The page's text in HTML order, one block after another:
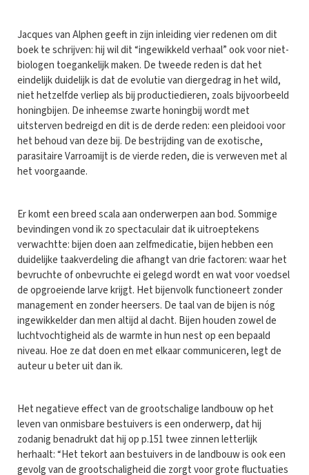
Jacques van Alphen geeft in zijn inleiding vier redenen om dit
boek te schrijven: hij wil dit “ingewikkeld verhaal” ook voor niet-
biologen toegankelijk maken. De tweede reden is dat het
eindelijk duidelijk is dat de evolutie van diergedrag in het wild,
niet hetzelfde verliep als bij productiedieren, zoals bijvoorbeeld
honingbijen. De inheemse zwarte honingbij wordt met
uitsterven bedreigd en dit is de derde reden: een pleidooi voor
het behoud van deze bij. De bestrijding van de exotische,
parasitaire Varroamijt is de vierde reden, die is verweven met al
het voorgaande.
Er komt een breed scala aan onderwerpen aan bod. Sommige
bevindingen vond ik zo spectaculair dat ik uitroeptekens
verwachtte: bijen doen aan zelfmedicatie, bijen hebben een
duidelijke taakverdeling die afhangt van drie factoren: waar het
bevruchte of onbevruchte ei gelegd wordt en wat voor voedsel
de opgroeiende larve krijgt. Het bijenvolk functioneert zonder
management en zonder heersers. De taal van de bijen is nóg
ingewikkelder dan men altijd al dacht. Bijen houden zowel de
luchtvochtigheid als de warmte in hun nest op een bepaald
niveau. Hoe ze dat doen en met elkaar communiceren, legt de
auteur u beter uit dan ik.
Het negatieve effect van de grootschalige landbouw op het
leven van onmisbare bestuivers is een onderwerp, dat hij
zodanig benadrukt dat hij op p.151 twee zinnen letterlijk
herhaalt: “Het tekort aan bestuivers in de landbouw is ook een
gevolg van de grootschaligheid die zorgt voor grote fluctuaties